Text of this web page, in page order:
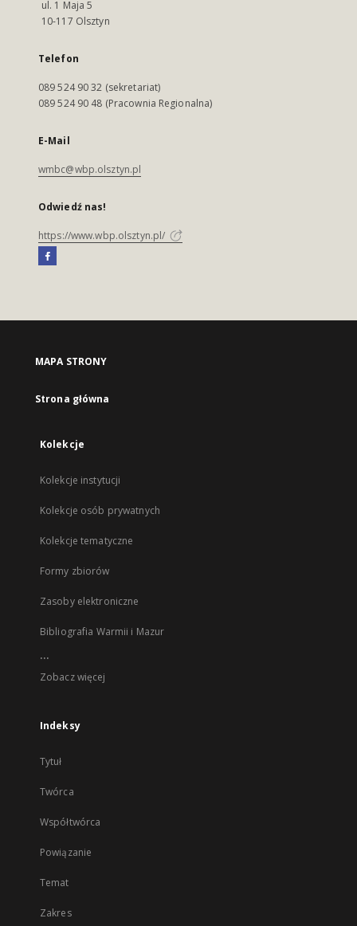
ul. 1 Maja 5
10-117 Olsztyn
Telefon
089 524 90 32 (sekretariat)
089 524 90 48 (Pracownia Regionalna)
E-Mail
wmbc@wbp.olsztyn.pl
Odwiedź nas!
https://www.wbp.olsztyn.pl/
MAPA STRONY
Strona główna
Kolekcje
Kolekcje instytucji
Kolekcje osób prywatnych
Kolekcje tematyczne
Formy zbiorów
Zasoby elektroniczne
Bibliografia Warmii i Mazur
...
Zobacz więcej
Indeksy
Tytuł
Twórca
Współtwórca
Powiązanie
Temat
Zakres